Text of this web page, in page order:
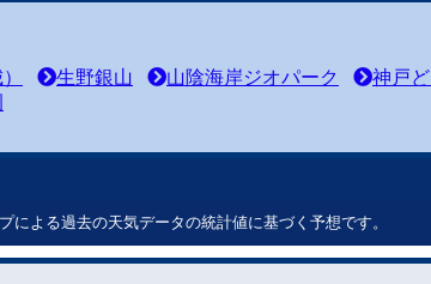
生野銀山 山陰海岸ジオパーク 神戸
よる過去の天気データの統計値に基づく予想です。